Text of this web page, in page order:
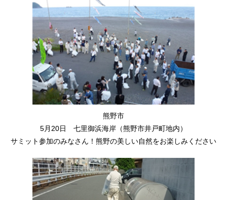
熊野市
5月20日 七里御浜海岸（熊野市井戸町地内）
サミット参加のみなさん！熊野の美しい自然をお楽しみください